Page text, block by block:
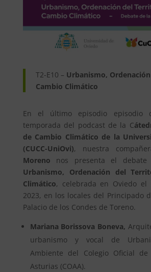
T2-E10 – Urbanismo,
Cambio Climático
En el último episodio episodio
temporada del podcast de la C
de Cambio Climático de la
(CUCC-UniOvi), nuestra
Moreno nos presenta el
Urbanismo, Ordenación del
Climático, celebrada en Oviedo
2023, en los locales del Principado
Palacio de los Condes de Toreno.
Mariana Borissova Boneva,
urbanismo y vocal de
Ambiente del Colegio Oficial
Asturias (COAA).